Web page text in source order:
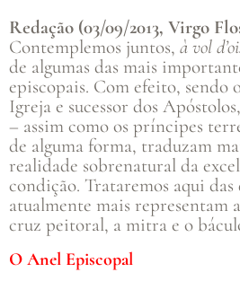
Redação (03/09/2013, Virgo
Contemplemos juntos, à vol
de algumas das mais
episcopais. Com efeito, sendo
Igreja e sucessor dos
– assim como os príncipes
de alguma forma, traduzam
realidade sobrenatural da
condição. Trataremos aqui
atualmente mais representam
cruz peitoral, a mitra e o
O Anel Episcopal